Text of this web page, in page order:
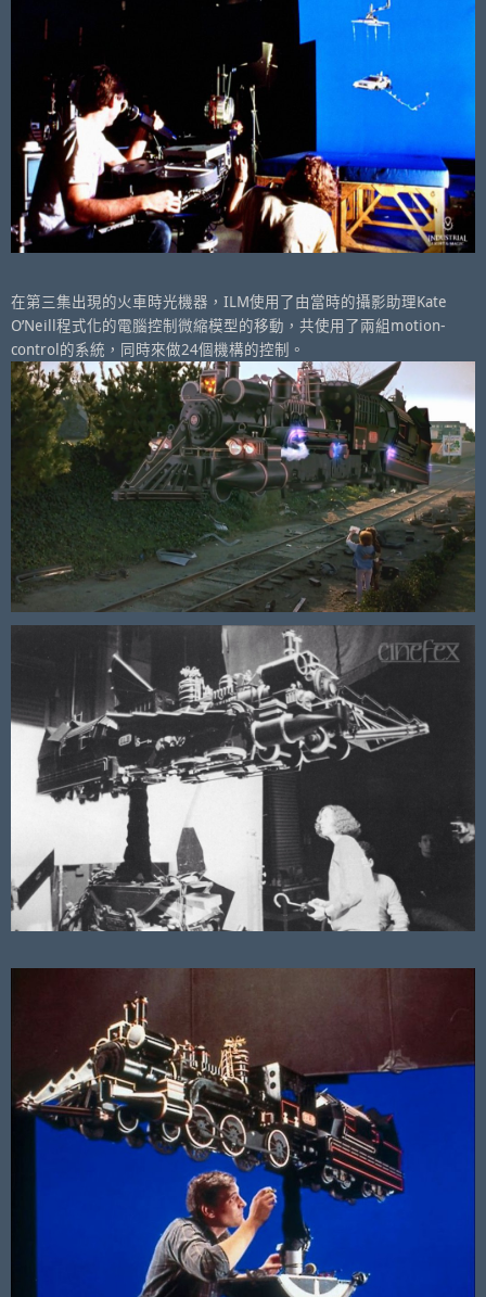
在第三集出現的火車時光機器，ILM使用了由當時的攝影助理Kate
O’Neill程式化的電腦控制微縮模型的移動，共使用了兩組motion-
control的系統，同時來做24個機構的控制。